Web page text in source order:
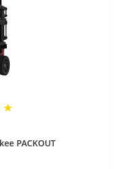
PACKOUT